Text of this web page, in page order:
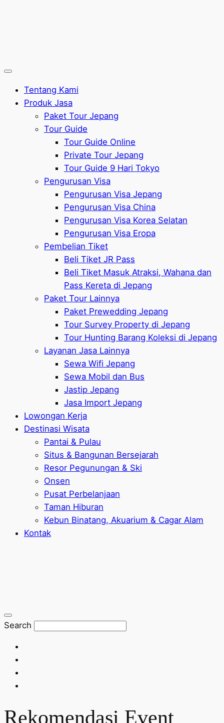
Tentang Kami
Produk Jasa
Paket Tour Jepang
Tour Guide
Tour Guide Online
Private Tour Jepang
Tour Guide 9 Hari Tokyo
Pengurusan Visa
Pengurusan Visa Jepang
Pengurusan Visa China
Pengurusan Visa Korea Selatan
Pengurusan Visa Eropa
Pembelian Tiket
Beli Tiket JR Pass
Beli Tiket Masuk Atraksi, Wahana dan
Pass Kereta di Jepang
Paket Tour Lainnya
Paket Prewedding Jepang
Tour Survey Property di Jepang
Tour Hunting Barang Koleksi di Jepang
Layanan Jasa Lainnya
Sewa Wifi Jepang
Sewa Mobil dan Bus
Jastip Jepang
Jasa Import Jepang
Lowongan Kerja
Destinasi Wisata
Pantai & Pulau
Situs & Bangunan Bersejarah
Resor Pegunungan & Ski
Onsen
Pusat Perbelanjaan
Taman Hiburan
Kebun Binatang, Akuarium & Cagar Alam
Kontak
Search
Rekomendasi Event